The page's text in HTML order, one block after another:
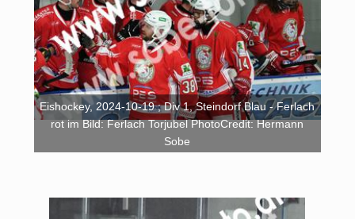
Eishockey, 2024-10-19 ; Div 1, Steindorf Blau - Ferlach
rot im Bild: Ferlach Torjubel PhotoCredit: Hermann
Sobe